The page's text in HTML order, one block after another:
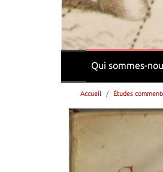
Qui sommes-
Accueil Études